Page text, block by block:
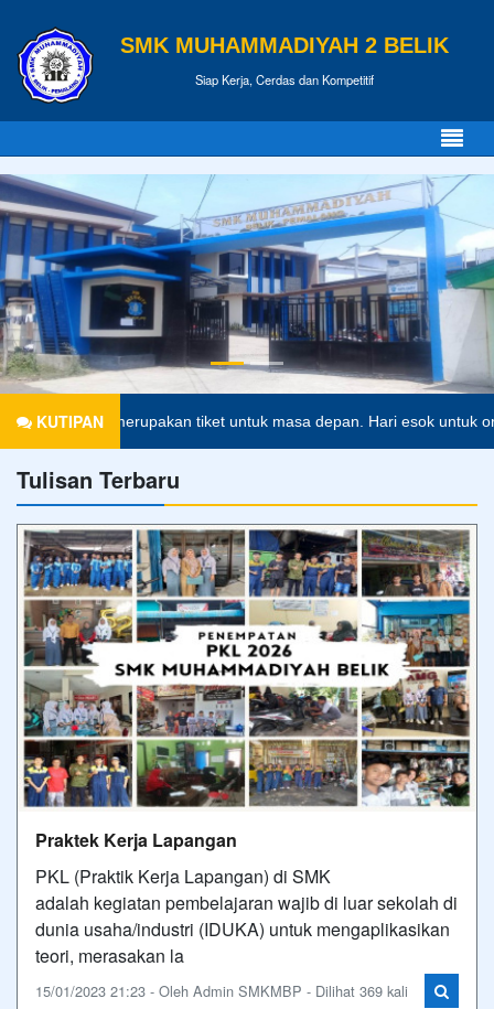
SMK MUHAMMADIYAH 2 BELIK
Siap Kerja, Cerdas dan Kompetitif
KUTIPAN
merupakan tiket untuk masa depan. Hari esok untuk orang-
Tulisan Terbaru
Praktek Kerja Lapangan
PKL (Praktik Kerja Lapangan) di SMK
adalah kegiatan pembelajaran wajib di luar sekolah di
dunia usaha/industri (IDUKA) untuk mengaplikasikan
teori, merasakan la
15/01/2023 21:23 - Oleh Admin SMKMBP - Dilihat 369 kali